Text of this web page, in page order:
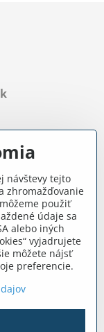
návštevy tejto
zhromažďovanie
použiť
údaje sa
alebo iných
vyjadrujete
môžete nájsť
preferencie.